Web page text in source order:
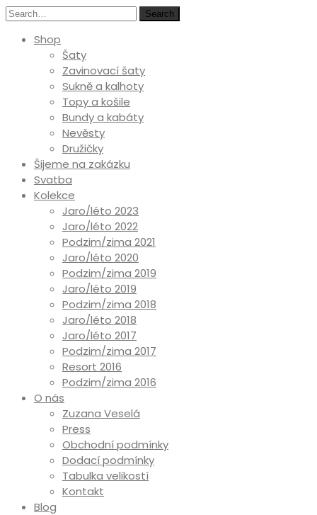
Search
Shop
Šaty
Zavinovací šaty
Sukně a kalhoty
Topy a košile
Bundy a kabáty
Nevěsty
Družičky
Šijeme na zakázku
Svatba
Kolekce
Jaro/léto 2023
Jaro/léto 2022
Podzim/zima 2021
Jaro/léto 2020
Podzim/zima 2019
Jaro/léto 2019
Podzim/zima 2018
Jaro/léto 2018
Jaro/léto 2017
Podzim/zima 2017
Resort 2016
Podzim/zima 2016
O nás
Zuzana Veselá
Press
Obchodní podmínky
Dodací podmínky
Tabulka velikostí
Kontakt
Blog